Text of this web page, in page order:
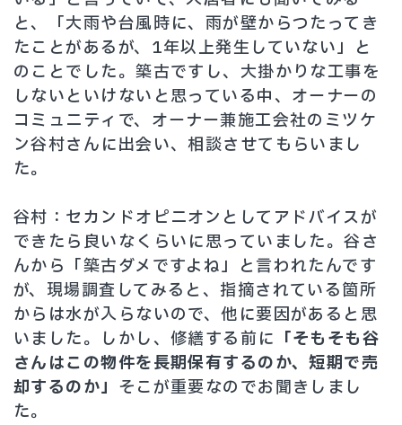
と、「大雨や台風時に、雨が壁からつたってき
たことがあるが、1年以上発生していない」と
のことでした。築古ですし、大掛かりな工事を
しないといけないと思っている中、オーナーの
コミュニティで、オーナー兼施工会社のミツケ
ン谷村さんに出会い、相談させてもらいまし
た。
谷村：セカンドオピニオンとしてアドバイスが
できたら良いなくらいに思っていました。谷さ
んから「築古ダメですよね」と言われたんです
が、現場調査してみると、指摘されている箇所
からは水が入らないので、他に要因があると思
いました。しかし、修繕する前に 「そもそも谷
さんはこの物件を長期保有するのか、短期で売
却するのか」 そこが重要なのでお聞きしまし
た。